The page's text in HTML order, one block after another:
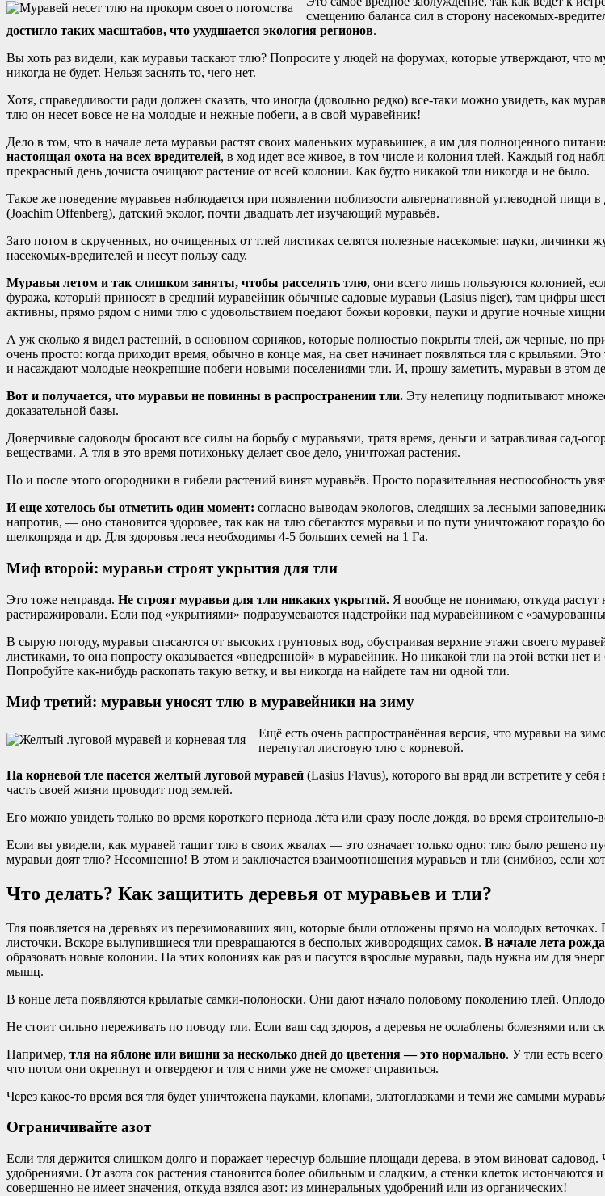
смещению баланса сил в сторону насекомых-
достигло таких масштабов, что ухудшается экология регионов.
Вы хоть раз видели, как муравьи таскают тлю? Попросите у людей на форумах, которые утверждают, что
никогда не будет. Нельзя заснять то, чего нет.
Хотя, справедливости ради должен сказать, что иногда (довольно редко) все-таки можно увидеть, как
тлю он несет вовсе не на молодые и нежные побеги, а в свой муравейник!
Дело в том, что в начале лета муравьи растят своих маленьких муравьишек, а им для полноценного
настоящая охота на всех вредителей, в ход идет все живое, в том числе и колония тлей. Каждый год
прекрасный день дочиста очищают растение от всей колонии. Как будто никакой тли никогда и не было.
Такое же поведение муравьев наблюдается при появлении поблизости альтернативной углеводной
(Joachim Offenberg), датский эколог, почти двадцать лет изучающий муравьёв.
Зато потом в скрученных, но очищенных от тлей листиках селятся полезные насекомые: пауки, личинки
насекомых-вредителей и несут пользу саду.
Муравьи летом и так слишком заняты, чтобы расселять тлю, они всего лишь пользуются колонией,
фуража, который приносят в средний муравейник обычные садовые муравьи (Lasius niger), там цифры
активны, прямо рядом с ними тлю с удовольствием поедают божьи коровки, пауки и другие ночные
А уж сколько я видел растений, в основном сорняков, которые полностью покрыты тлей, аж черные, но
очень просто: когда приходит время, обычно в конце мая, на свет начинает появляться тля с крыльями.
и насаждают молодые неокрепшие побеги новыми поселениями тли. И, прошу заметить, муравьи в этом
Вот и получается, что муравьи не повинны в распространении тли. Эту нелепицу подпитывают
доказательной базы.
Доверчивые садоводы бросают все силы на борьбу с муравьями, тратя время, деньги и затравливая сад-
веществами. А тля в это время потихоньку делает свое дело, уничтожая растения.
Но и после этого огородники в гибели растений винят муравьёв. Просто поразительная неспособность
И еще хотелось бы отметить один момент: согласно выводам экологов, следящих за лесными
напротив, — оно становится здоровее, так как на тлю сбегаются муравьи и по пути уничтожают гораздо
шелкопряда и др. Для здоровья леса необходимы 4-5 больших семей на 1 Га.
Миф второй: муравьи строят укрытия для тли
Это тоже неправда. Не строят муравьи для тли никаких укрытий. Я вообще не понимаю, откуда растут
растиражировали. Если под «укрытиями» подразумеваются надстройки над муравейником с
В сырую погоду, муравьи спасаются от высоких грунтовых вод, обустраивая верхние этажи своего
листиками, то она попросту оказывается «внедренной» в муравейник. Но никакой тли на этой ветки нет
Попробуйте как-нибудь раскопать такую ветку, и вы никогда на найдете там ни одной тли.
Миф третий: муравьи уносят тлю в муравейники на зиму
Ещё есть очень распространённая версия, что муравьи на
перепутал листовую тлю с корневой.
На корневой тле пасется желтый луговой муравей (Lasius Flavus), которого вы вряд ли встретите у
часть своей жизни проводит под землей.
Его можно увидеть только во время короткого периода лёта или сразу после дождя, во время строительно-
Если вы увидели, как муравей тащит тлю в своих жвалах — это означает только одно: тлю было решено
муравьи доят тлю? Несомненно! В этом и заключается взаимоотношения муравьев и тли (симбиоз, если
Что делать? Как защитить деревья от муравьев и тли?
Тля появляется на деревьях из перезимовавших яиц, которые были отложены прямо на молодых
листочки. Вскоре вылупившиеся тли превращаются в бесполых живородящих самок. В начале лета
образовать новые колонии. На этих колониях как раз и пасутся взрослые муравьи, падь нужна им для
мышц.
В конце лета появляются крылатые самки-полоноски. Они дают начало половому поколению тлей.
Не стоит сильно переживать по поводу тли. Если ваш сад здоров, а деревья не ослаблены болезнями или
Например, тля на яблоне или вишни за несколько дней до цветения — это нормально. У тли есть
что потом они окрепнут и отвердеют и тля с ними уже не сможет справиться.
Через какое-то время вся тля будет уничтожена пауками, клопами, златоглазками и теми же самыми
Ограничивайте азот
Если тля держится слишком долго и поражает чересчур большие площади дерева, в этом виноват
удобрениями. От азота сок растения становится более обильным и сладким, а стенки клеток
совершенно не имеет значения, откуда взялся азот: из минеральных удобрений или из органических!